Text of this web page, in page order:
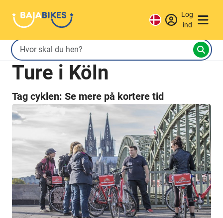
Log
ind
Ture i Köln
Tag cyklen: Se mere på kortere tid